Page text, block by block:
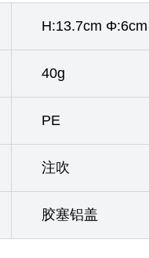
H:13.7cm Φ:6cm
40g
PE
注吹
胶塞铝盖